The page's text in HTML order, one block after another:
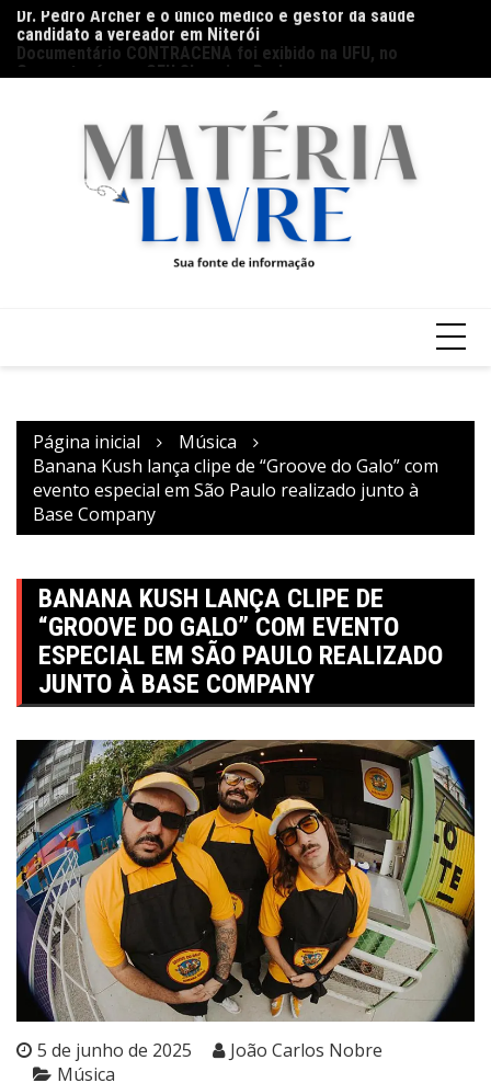
para
conteúdo
candidato a vereador em Niterói
Documentário CONTRACENA foi exibido na UFU, no
Grupontapé e no CEU Shopping Park
Página inicial
Música
Banana Kush lança clipe de “Groove do Galo” com
evento especial em São Paulo realizado junto à
Base Company
BANANA KUSH LANÇA CLIPE DE
“GROOVE DO GALO” COM EVENTO
ESPECIAL EM SÃO PAULO REALIZADO
JUNTO À BASE COMPANY
5 de junho de 2025
João Carlos Nobre
Música